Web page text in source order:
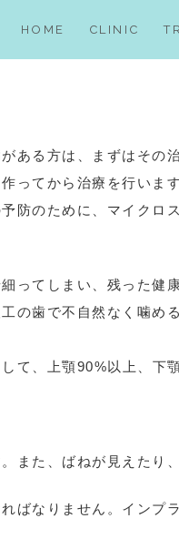
HOME CLINIC
歯の根の治療
歯髄保存治療
精密な根管治療
ある方は、まずはそ
ってから治療を行います
防のために、マイクロ
ってしまい、残った
の歯で不自然なく噛
て、上顎90%以上、
また、ばねが見えた
ばなりません。イン